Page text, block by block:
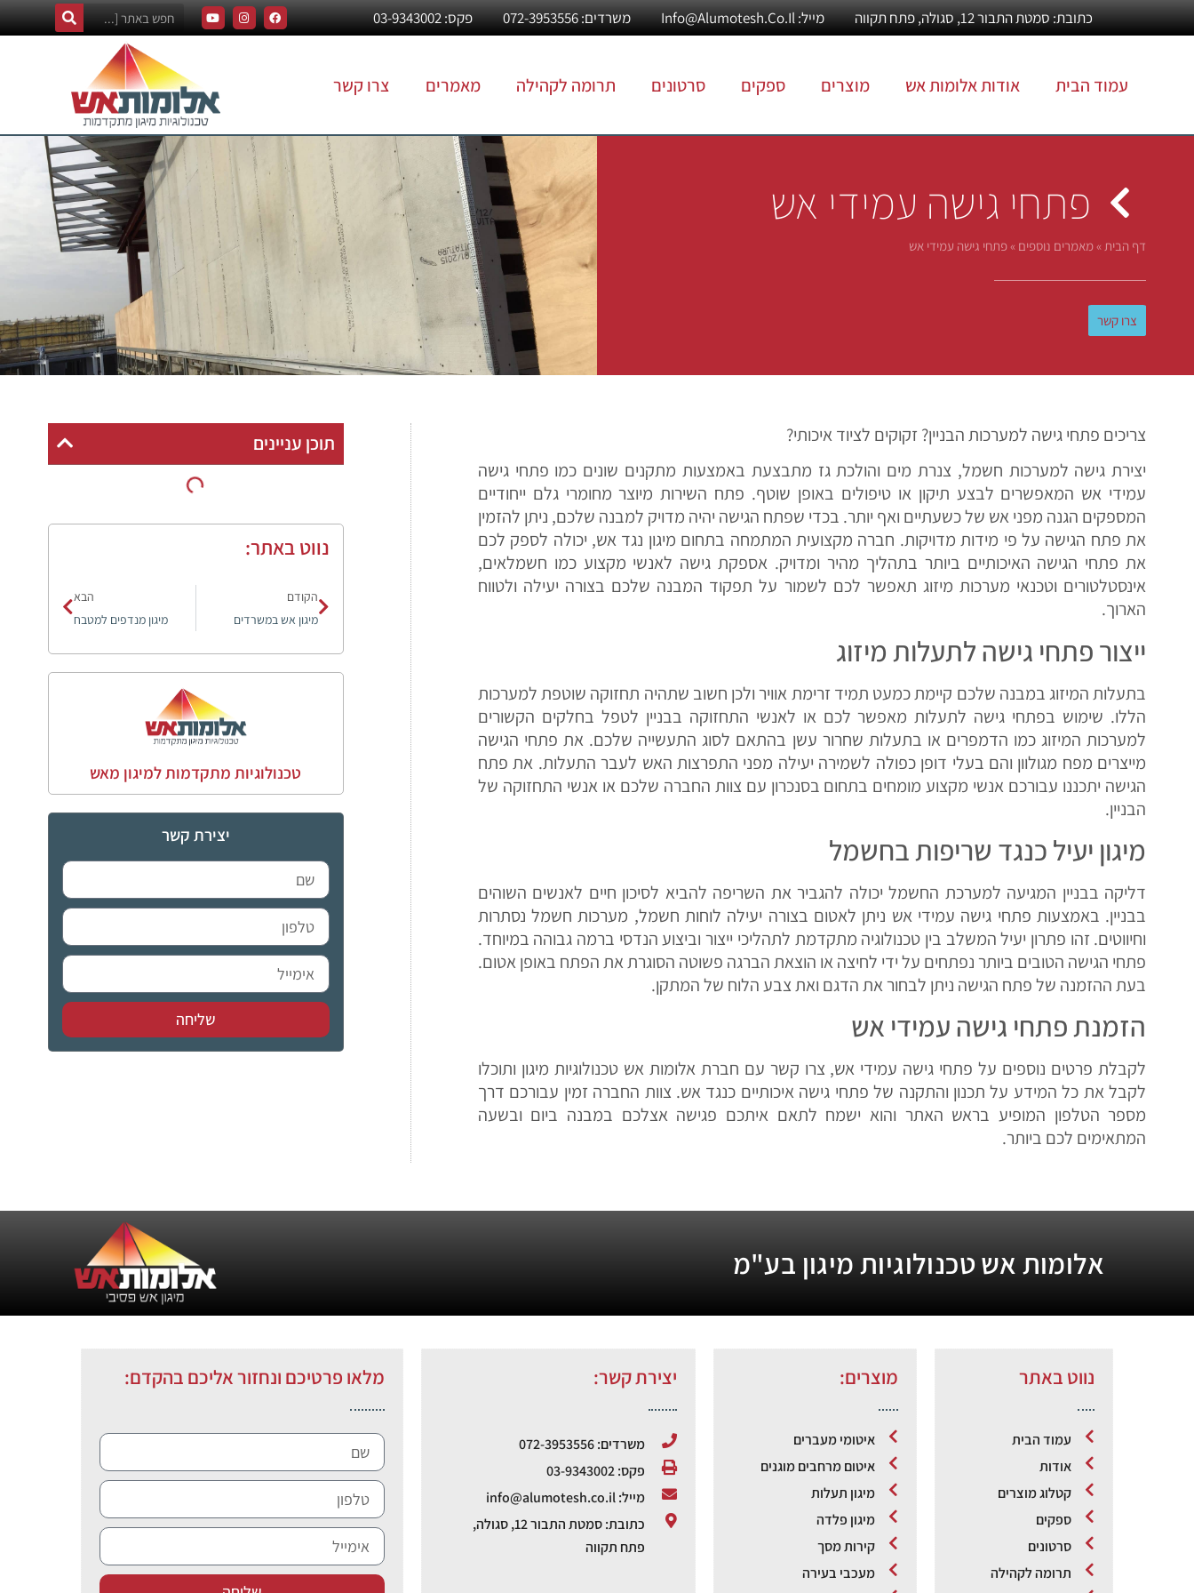
כתובת: סמטת התבור 12, סגולה, פתח תקווה מייל: Info@alumotesh.co.il משרדים: 072-3953556 פקס: 03-9343002
עמוד הבית אודות אלומות אש מוצרים ספקים סרטונים תרומה לקהילה מאמרים צרו קשר
פתחי גישה עמידי אש
דף הבית »מאמרים נוספים »פתחי גישה עמידי אש
צרו קשר
צריכים פתחי גישה למערכות הבניין? זקוקים לציוד איכותי?
יצירת גישה למערכות חשמל, צנרת מים והולכת גז מתבצעת באמצעות מתקנים שונים כמו פתחי גישה
עמידי אש המאפשרים לבצע תיקון או טיפולים באופן שוטף. פתח השירות מיוצר מחומרי גלם ייחודיים
המספקים הגנה מפני אש של כשעתיים ואף יותר. בכדי שפתח הגישה יהיה מדויק למבנה שלכם, ניתן להזמין
את פתח הגישה על פי מידות מדויקות. חברה מקצועית המתמחה בתחום מיגון נגד אש, יכולה לספק לכם
את פתחי הגישה האיכותיים ביותר בתהליך מהיר ומדויק. אספקת גישה לאנשי מקצוע כמו חשמלאים,
אינסטלטורים וטכנאי מערכות מיזוג תאפשר לכם לשמור על תפקוד המבנה שלכם בצורה יעילה ולטווח
הארוך.
ייצור פתחי גישה לתעלות מיזוג
בתעלות המיזוג במבנה שלכם קיימת כמעט תמיד זרימת אוויר ולכן חשוב שתהיה תחזוקה שוטפת למערכות
הללו. שימוש בפתחי גישה לתעלות מאפשר לכם או לאנשי התחזוקה בבניין לטפל בחלקים הקשורים
למערכות המיזוג כמו הדמפרים או בתעלות שחרור עשן בהתאם לסוג התעשייה שלכם. את פתחי הגישה
מייצרים מפח מגולוון והם בעלי דופן כפולה לשמירה יעילה מפני התפרצות האש לעבר התעלות. את פתח
הגישה יתכננו עבורכם אנשי מקצוע מומחים בתחום בסנכרון עם צוות החברה שלכם או אנשי התחזוקה של
הבניין.
מיגון יעיל כנגד שריפות בחשמל
דליקה בבניין המגיעה למערכת החשמל יכולה להגביר את השריפה להביא לסיכון חיים לאנשים השוהים
בבניין. באמצעות פתחי גישה עמידי אש ניתן לאטום בצורה יעילה לוחות חשמל, מערכות חשמל נסתרות
וחיווטים. זהו פתרון יעיל המשלב בין טכנולוגיה מתקדמת לתהליכי ייצור וביצוע הנדסי ברמה גבוהה במיוחד.
פתחי הגישה הטובים ביותר נפתחים על ידי לחיצה או הוצאת הברגה פשוטה הסוגרת את הפתח באופן אטום.
בעת ההזמנה של פתח הגישה ניתן לבחור את הדגם ואת צבע הלוח של המתקן.
הזמנת פתחי גישה עמידי אש
לקבלת פרטים נוספים על פתחי גישה עמידי אש, צרו קשר עם חברת אלומות אש טכנולוגיות מיגון ותוכלו
לקבל את כל המידע על תכנון והתקנה של פתחי גישה איכותיים כנגד אש. צוות החברה זמין עבורכם דרך
מספר הטלפון המופיע בראש האתר והוא ישמח לתאם איתכם פגישה אצלכם במבנה ביום ובשעה
המתאימים לכם ביותר.
תוכן עניינים
נווט באתר:
הקודם
מיגון אש במשרדים
הבא
מיגון מנדפים למטבח
טכנולוגיות מתקדמות למיגון מאש
יצירת קשר
שליחה
אלומות אש טכנולוגיות מיגון בע"מ
נווט באתר
עמוד הבית
אודות
קטלוג מוצרים
ספקים
סרטונים
תרומה לקהילה
מוצרים:
איטומי מעברים
איטום מרחבים מוגנים
מיגון תעלות
מיגון פלדה
קירות מסך
מעכבי בעירה
יצירת קשר:
משרדים: 072-3953556
פקס: 03-9343002
מייל: info@alumotesh.co.il
כתובת: סמטת התבור 12, סגולה,
פתח תקווה
מלאו פרטיכם ונחזור אליכם בהקדם: